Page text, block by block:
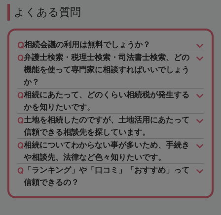
よくある質問
相続会議の利用は無料でしょうか？
弁護士検索・税理士検索・司法書士検索、どの
機能を使って専門家に相談すればいいでしょう
か？
相続にあたって、どのくらい相続税が発生する
かを知りたいです。
土地を相続したのですが、土地活用にあたって
信頼できる相談先を探しています。
相続についてわからない事が多いため、手続き
や相談先、法律など色々知りたいです。
「ランキング」や「口コミ」「おすすめ」って
信頼できるの？